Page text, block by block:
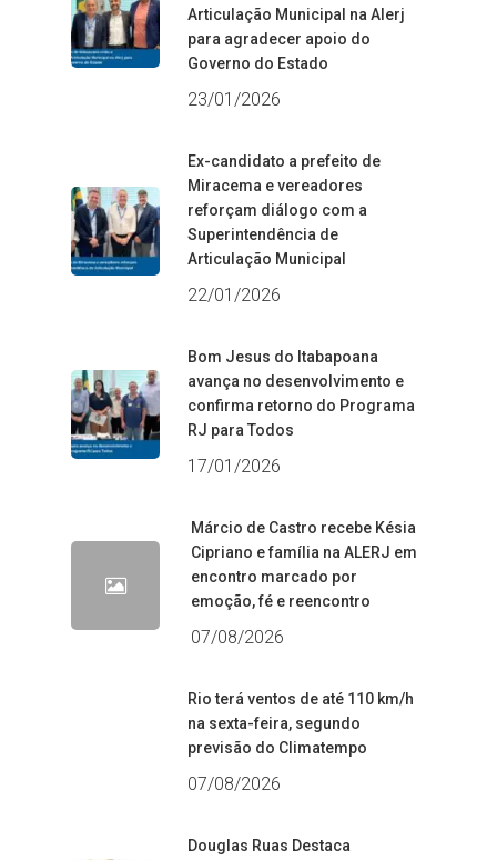
Articulação Municipal na Alerj
para agradecer apoio do
Governo do Estado
23/01/2026
Ex-candidato a prefeito de
Miracema e vereadores
reforçam diálogo com a
Superintendência de
Articulação Municipal
22/01/2026
Bom Jesus do Itabapoana
avança no desenvolvimento e
confirma retorno do Programa
RJ para Todos
17/01/2026
Márcio de Castro recebe Késia
Cipriano e família na ALERJ em
encontro marcado por
emoção, fé e reencontro
07/08/2026
Rio terá ventos de até 110 km/h
na sexta-feira, segundo
previsão do Climatempo
07/08/2026
Douglas Ruas Destaca